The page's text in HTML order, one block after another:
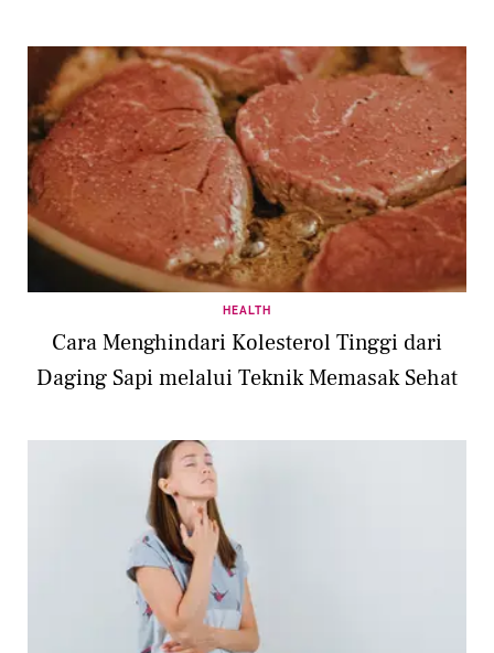
HEALTH
Cara Menghindari Kolesterol Tinggi dari
Daging Sapi melalui Teknik Memasak Sehat